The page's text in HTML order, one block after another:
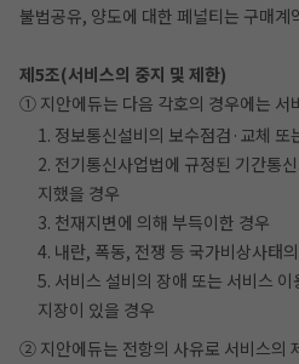
불법공유, 양도에 대한 페널티는 구매계
제5조(서비스의 중지 및 제한)
① 지안에듀는 다음 각호의 경우에는 서
1. 정보통신설비의 보수점검·교체
2. 전기통신사업법에 규정된 기간통
지했을 경우
3. 천재지변에 의해 부득이한 경우
4. 내란, 폭동, 전쟁 등 국가비상사태
5. 서비스 설비의 장애 또는 서비스
지장이 있을 경우
② 지안에듀는 전항의 사유로 서비스의